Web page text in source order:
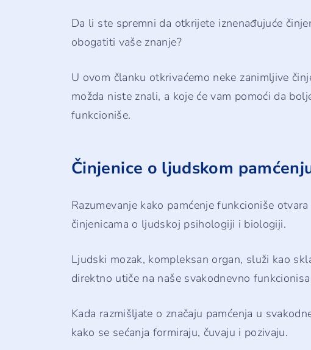
Da li ste spremni da otkrijete iznenađujuće
obogatiti vaše znanje?
U ovom članku otkrivaćemo neke zanimljive
možda niste znali, a koje će vam pomoći da
funkcioniše.
Činjenice o ljudskom
Razumevanje kako pamćenje funkcioniše
činjenicama o ljudskoj psihologiji i biologiji.
Ljudski mozak, kompleksan organ, služi kao
direktno utiče na naše svakodnevno
Kada razmišljate o značaju pamćenja u
kako se sećanja formiraju, čuvaju i pozivaju.